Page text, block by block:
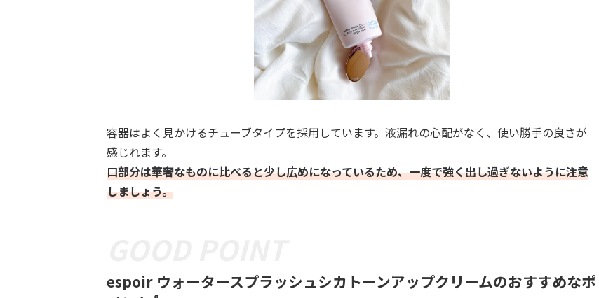
容器はよく見かけるチューブタイプを採用しています。液漏れの心配がなく、使い勝手の良さが
感じれます。
口部分は華奢なものに比べると少し広めになっているため、一度で強く出し過ぎないように注意
しましょう。
espoir ウォータースプラッシュシカトーンアップクリームのおすすめなポ